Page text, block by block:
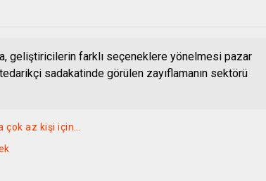
geliştiricilerin farklı seçeneklere yönelmesi pazar
sadakatinde görülen zayıflamanın sektörü
çok az kişi için…